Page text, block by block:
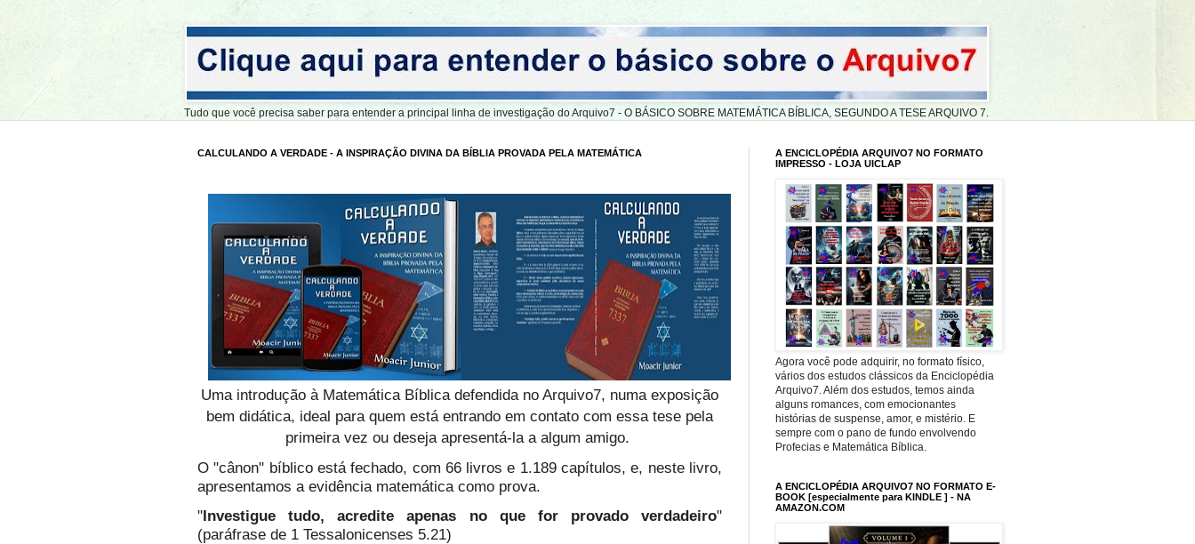
Tudo que você precisa saber para entender a principal linha de investigação do Arquivo7 - O BÁSICO SOBRE MATEMÁTICA BÍBLICA, SEGUNDO A TESE ARQUIVO 7.
CALCULANDO A VERDADE - A INSPIRAÇÃO DIVINA DA BÍBLIA PROVADA PELA MATEMÁTICA
Uma introdução à Matemática Bíblica defendida no Arquivo7, numa exposição
bem didática, ideal para quem está entrando em contato com essa tese pela
primeira vez ou deseja apresentá-la a algum amigo.
O "cânon" bíblico está fechado, com 66 livros e 1.189 capítulos, e, neste livro,
apresentamos a evidência matemática como prova.
"Investigue tudo, acredite apenas no que for provado verdadeiro"
(paráfrase de 1 Tessalonicenses 5.21)
A ENCICLOPÉDIA ARQUIVO7 NO FORMATO
IMPRESSO - LOJA UICLAP
Agora você pode adquirir, no formato físico,
vários dos estudos clássicos da Enciclopédia
Arquivo7. Além dos estudos, temos ainda
alguns romances, com emocionantes
histórias de suspense, amor, e mistério. E
sempre com o pano de fundo envolvendo
Profecias e Matemática Bíblica.
A ENCICLOPÉDIA ARQUIVO7 NO FORMATO E-
BOOK [especialmente para KINDLE ] - NA
AMAZON.COM